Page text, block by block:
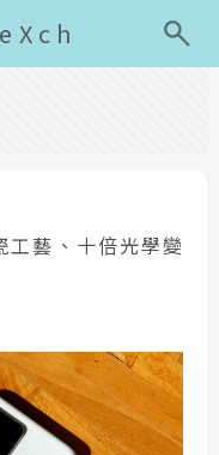
藝、十倍光學變